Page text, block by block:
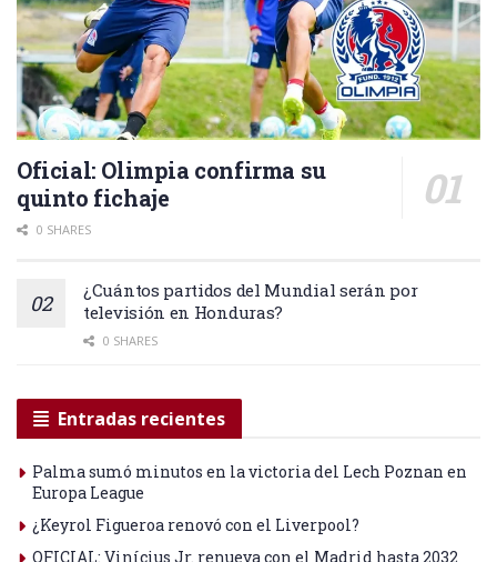
Oficial: Olimpia confirma su
quinto fichaje
0 SHARES
¿Cuántos partidos del Mundial serán por
televisión en Honduras?
0 SHARES
Entradas recientes
Palma sumó minutos en la victoria del Lech Poznan en
Europa League
¿Keyrol Figueroa renovó con el Liverpool?
OFICIAL: Vinícius Jr. renueva con el Madrid hasta 2032